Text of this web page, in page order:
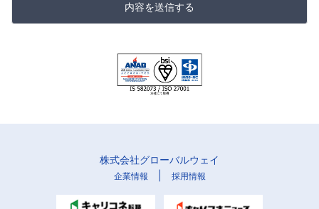
内容を送信する
株式会社グローバルウェイ
企業情報 採用情報